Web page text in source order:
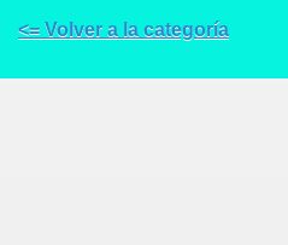
<= Volver a la categoría